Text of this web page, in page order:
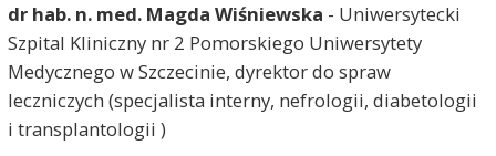
dr hab. n. med. Magda Wiśniewska - Uniwersytecki
Szpital Kliniczny nr 2 Pomorskiego Uniwersytety
Medycznego w Szczecinie, dyrektor do spraw
leczniczych (specjalista interny, nefrologii, diabetologii
i transplantologii )